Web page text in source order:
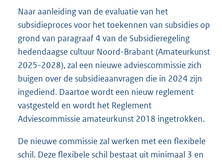
Naar aanleiding van de evaluatie van het
subsidieproces voor het toekennen van subsidies op
grond van paragraaf 4 van de Subsidieregeling
hedendaagse cultuur Noord-Brabant (Amateurkunst
2025-2028), zal een nieuwe adviescommissie zich
buigen over de subsidieaanvragen die in 2024 zijn
ingediend. Daartoe wordt een nieuw reglement
vastgesteld en wordt het Reglement
Adviescommissie amateurkunst 2018 ingetrokken.
De nieuwe commissie zal werken met een flexibele
schil. Deze flexibele schil bestaat uit minimaal 3 en